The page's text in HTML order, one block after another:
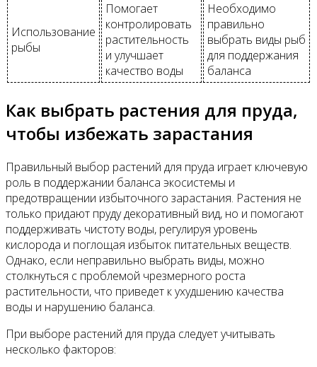
Использование
рыбы
Помогает
контролировать
растительность
и улучшает
качество воды
Необходимо
правильно
выбрать виды рыб
для поддержания
баланса
Как выбрать растения для пруда,
чтобы избежать зарастания
Правильный выбор растений для пруда играет ключевую
роль в поддержании баланса экосистемы и
предотвращении избыточного зарастания. Растения не
только придают пруду декоративный вид, но и помогают
поддерживать чистоту воды, регулируя уровень
кислорода и поглощая избыток питательных веществ.
Однако, если неправильно выбрать виды, можно
столкнуться с проблемой чрезмерного роста
растительности, что приведет к ухудшению качества
воды и нарушению баланса.
При выборе растений для пруда следует учитывать
несколько факторов: